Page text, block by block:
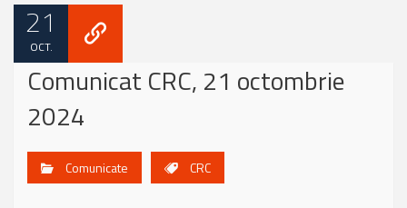
21
OCT.
Comunicat CRC, 21 octombrie
2024
Comunicate CRC